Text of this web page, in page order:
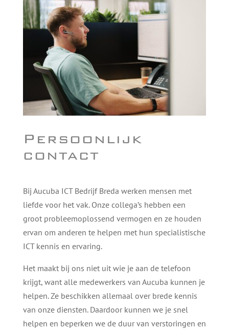
Persoonlijk
contact
Bij Aucuba ICT Bedrijf Breda werken mensen met
liefde voor het vak. Onze collega’s hebben een
groot probleemoplossend vermogen en ze houden
ervan om anderen te helpen met hun specialistische
ICT kennis en ervaring.
Het maakt bij ons niet uit wie je aan de telefoon
krijgt, want alle medewerkers van Aucuba kunnen je
helpen. Ze beschikken allemaal over brede kennis
van onze diensten. Daardoor kunnen we je snel
helpen en beperken we de duur van verstoringen en